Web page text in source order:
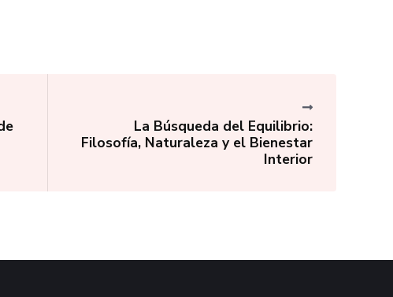
La Búsqueda del Equilibrio:
Filosofía, Naturaleza y el Bienestar
Interior